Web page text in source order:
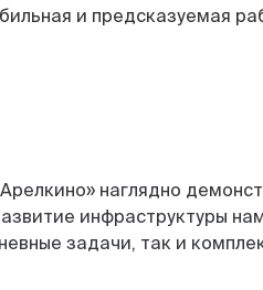
и предсказуемая
наглядно
инфраструктуры
задачи, так и